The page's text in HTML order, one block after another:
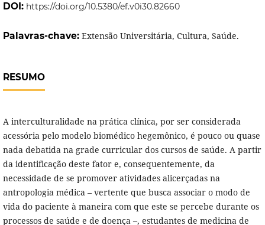
DOI: https://doi.org/10.5380/ef.v0i30.82660
Palavras-chave: Extensão Universitária, Cultura, Saúde.
RESUMO
A interculturalidade na prática clínica, por ser considerada
acessória pelo modelo biomédico hegemônico, é pouco ou quase
nada debatida na grade curricular dos cursos de saúde. A partir
da identificação deste fator e, consequentemente, da
necessidade de se promover atividades alicerçadas na
antropologia médica – vertente que busca associar o modo de
vida do paciente à maneira com que este se percebe durante os
processos de saúde e de doença –, estudantes de medicina de